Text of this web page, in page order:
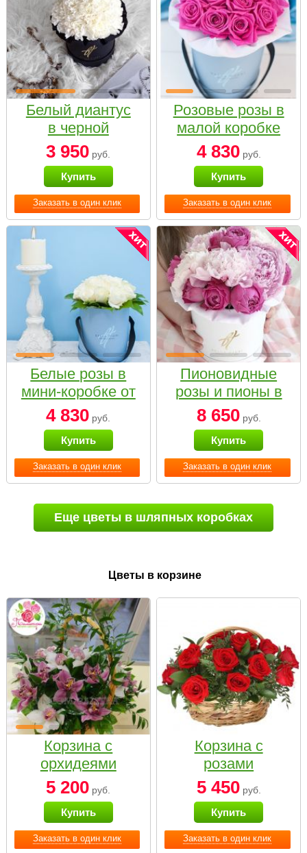
Заказать в один клик
Белый диантус
в черной
коробке Small
3 950 руб.
Купить
Заказать в один клик
Розовые розы в
малой коробке
4 830руб.
Купить
Заказать в один клик
Белые розы в
мини-коробке от
Bella Fiori
4 830 руб.
Купить
Заказать в один клик
Пионовидные
розы и пионы в
белой коробке
Small
8 650руб.
Купить
Еще цветы в шляпных коробках
Цветы в корзине
Заказать в один клик
Корзина с
орхидеями
малая
5 200 руб.
Купить
Заказать в один клик
Корзина с
розами
«Красный
Париж»
5 450руб.
Купить